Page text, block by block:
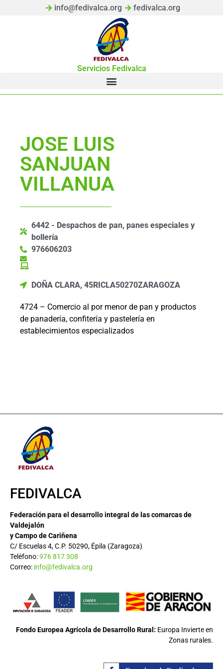
info@fedivalca.org fedivalca.org
Servicios Fedivalca
JOSE LUIS
SANJUAN
VILLANUA
6442 - Despachos de pan, panes especiales y
bollería
976606203
DOÑA CLARA, 45RICLA50270ZARAGOZA
4724 – Comercio al por menor de pan y productos
de panadería, confitería y pastelería en
establecimientos especializados
FEDIVALCA
Federación para el desarrollo integral de las comarcas de
Valdejalón
y Campo de Cariñena
C/ Escuelas 4, C.P. 50290, Épila (Zaragoza)
Teléfono:976 817 308
Correo: info@fedivalca.org
Fondo Europea Agrícola de Desarrollo Rural: Europa Invierte en
Zonas rurales.